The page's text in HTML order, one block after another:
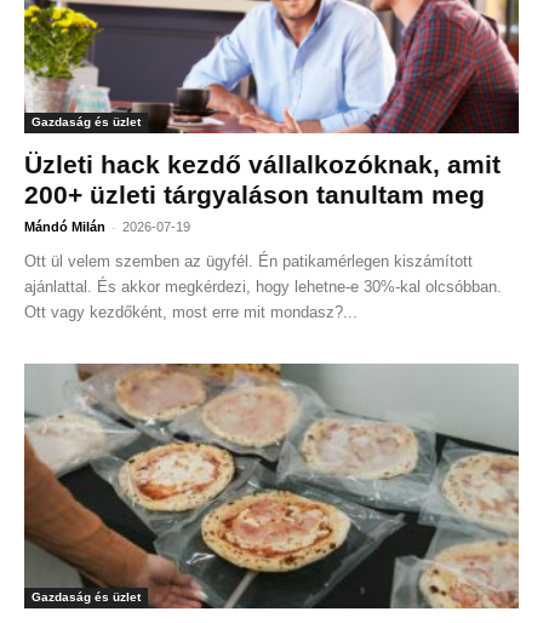
Gazdaság és üzlet
Üzleti hack kezdő vállalkozóknak, amit
200+ üzleti tárgyaláson tanultam meg
Mándó Milán - 2026-07-19
Ott ül velem szemben az ügyfél. Én patikamérlegen kiszámított
ajánlattal. És akkor megkérdezi, hogy lehetne-e 30%-kal olcsóbban.
Ott vagy kezdőként, most erre mit mondasz?...
Gazdaság és üzlet